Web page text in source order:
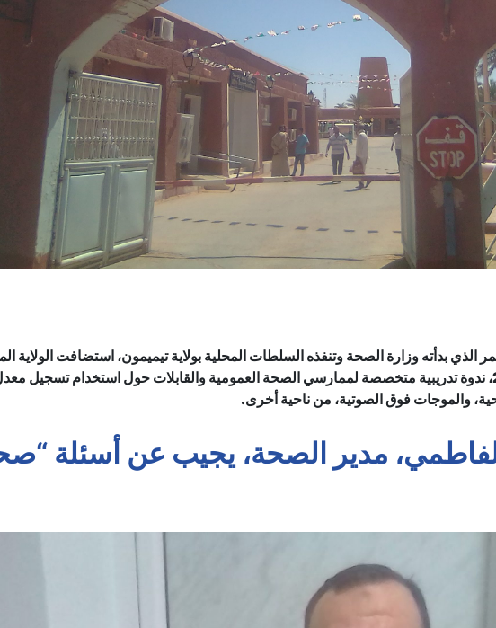
الذي بدأته وزارة الصحة وتنفذه السلطات المحلية بولاية تيميمون، استضافت الولاية
في الفترة من 13 إلى 15 ماي 2022، ندوة تدريبية متخصصة لممارسي الصحة العمومية والقابلات حول استخدام تسجيل
الفاطمي، مدير الصحة، يجيب عن أسئلة